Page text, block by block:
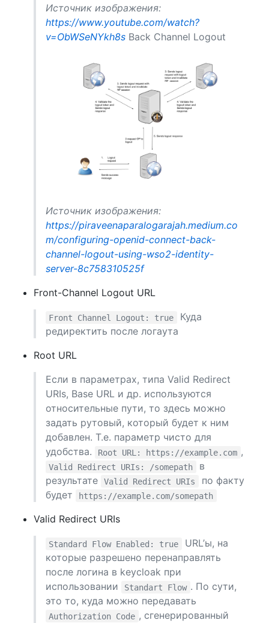
Источник изображения:
https://www.youtube.com/watch?
v=ObWSeNYkh8s Back Channel Logout
Источник изображения:
https://piraveenaparalogarajah.medium.co
m/configuring-openid-connect-back-
channel-logout-using-wso2-identity-
server-8c758310525f
Front-Channel Logout URL
Front Channel Logout: true
Куда
редиректить после логаута
Root URL
Если в параметрах, типа Valid Redirect
URIs, Base URL и др. используются
относительные пути, то здесь можно
задать рутовый, который будет к ним
добавлен. Т.е. параметр чисто для
удобства.
Root URL: https://example.com ,
Valid Redirect URIs: /somepath
в
результате
Valid Redirect URIs
по факту
будет
https://example.com/somepath
Valid Redirect URIs
Standard Flow Enabled: true
URL’ы, на
которые разрешено перенаправлять
после логина в keycloak при
использовании
Standart Flow . По сути,
это то, куда можно передавать
Authorization Code , сгенерированный